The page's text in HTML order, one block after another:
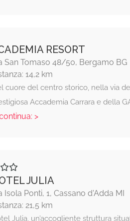
RESORT
San Tomaso 48/50, Bergamo BG
14,2 km
cuore del centro storico, nella via
Accademia Carrara e della
>
JULIA
Isola Ponti, 1, Cassano d'Adda MI
21,5 km
Julia, un’accogliente struttura